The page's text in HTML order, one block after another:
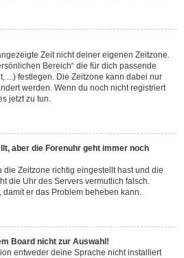
Zeit nicht deiner eigenen Zeitzone.
Bereich“ die für dich passende
...) festlegen. Die Zeitzone kann dabei nur
werden. Wenn du noch nicht registriert
jetzt zu tun.
aber die Forenuhr geht immer noch
die Zeitzone richtig eingestellt hast und die
die Uhr des Servers vermutlich falsch.
damit er das Problem beheben kann.
Board nicht zur Auswahl!
entweder deine Sprache nicht installiert